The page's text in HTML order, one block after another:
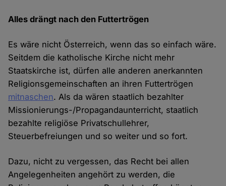
Alles drängt nach den Futtertrögen
Es wäre nicht Österreich, wenn das so einfach wäre.
Seitdem die katholische Kirche nicht mehr
Staatskirche ist, dürfen alle anderen anerkannten
Religionsgemeinschaften an ihren Futtertrögen
mitnaschen. Als da wären staatlich bezahlter
Missionierungs-/Propagandaunterricht, staatlich
bezahlte religiöse Privatschullehrer,
Steuerbefreiungen und so weiter und so fort.
Dazu, nicht zu vergessen, das Recht bei allen
Angelegenheiten angehört zu werden, die